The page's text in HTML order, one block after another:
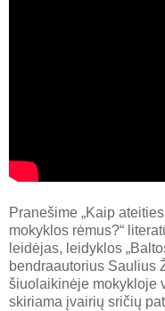
Pranešime „Kaip
mokyklos rėmus?“
leidėjas, leidyklos
bendraautorius Saulius
šiuolaikinėje mokykloje
skiriama įvairių sričių